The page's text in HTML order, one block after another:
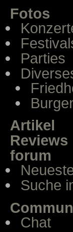
Fotos
Parties
Artikel
Reviews
forum
Suche
Chat